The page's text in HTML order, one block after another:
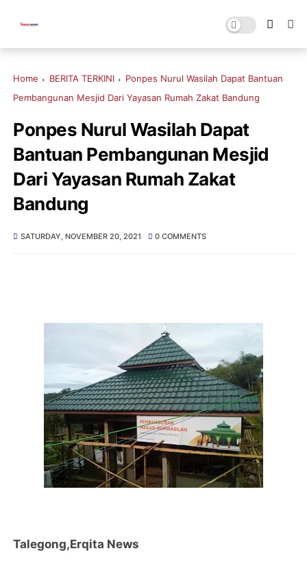
Home BERITA TERKINI
Ponpes Nurul Wasilah Dapat Bantuan
Pembangunan Mesjid Dari Yayasan Rumah Zakat Bandung
Ponpes Nurul Wasilah Dapat
Bantuan Pembangunan Mesjid
Dari Yayasan Rumah Zakat
Bandung
SATURDAY, NOVEMBER 20, 2021 0 COMMENTS
Talegong,Erqita News